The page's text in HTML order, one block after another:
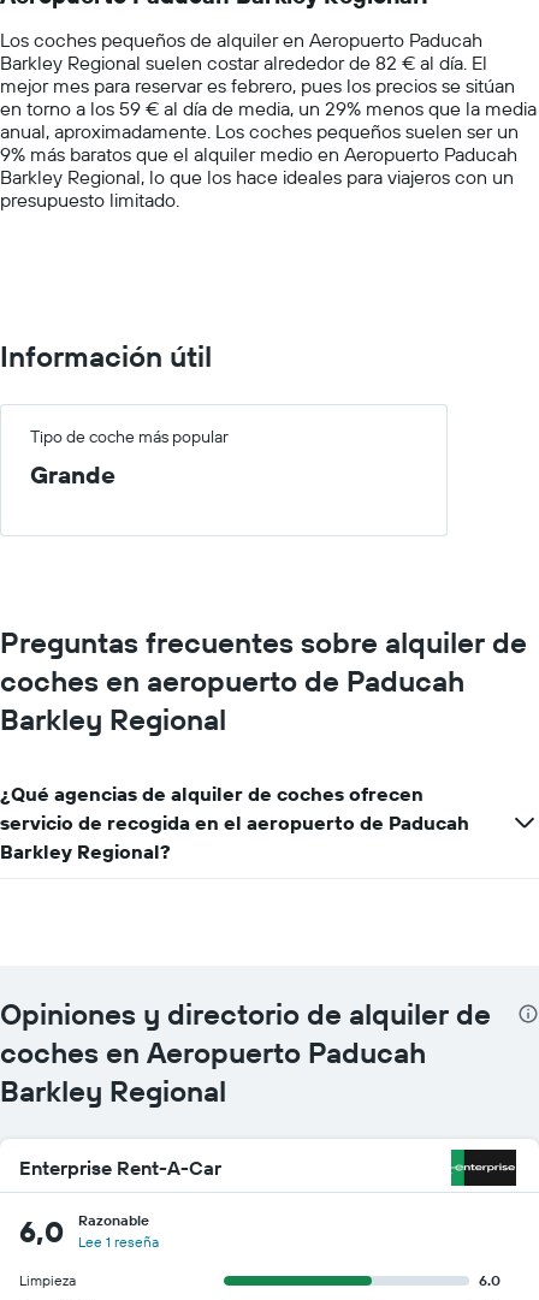
has
1
Y
axis
displaying
values.
Range:
0
Los coches pequeños de alquiler en Aeropuerto Paducah
Barkley Regional suelen costar alrededor de 82 € al día. El
mejor mes para reservar es febrero, pues los precios se sitúan
en torno a los 59 € al día de media, un 29% menos que la media
anual, aproximadamente. Los coches pequeños suelen ser un
9% más baratos que el alquiler medio en Aeropuerto Paducah
Barkley Regional, lo que los hace ideales para viajeros con un
presupuesto limitado.
Información útil
Tipo de coche más popular
Grande
Preguntas frecuentes sobre alquiler de
coches en aeropuerto de Paducah
Barkley Regional
¿Qué agencias de alquiler de coches ofrecen
servicio de recogida en el aeropuerto de Paducah
Barkley Regional?
Opiniones y directorio de alquiler de
coches en Aeropuerto Paducah
Barkley Regional
Enterprise Rent-A-Car
6,0
Razonable
Lee 1 reseña
Limpieza
6.0